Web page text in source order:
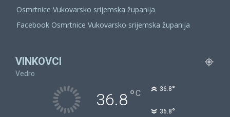
Osmrtnice Vukovarsko srijemska županija
Facebook Osmrtnice Vukovarsko srijemska županija
VINKOVCI
Vedro
36.8°C 36.8°
36.8°